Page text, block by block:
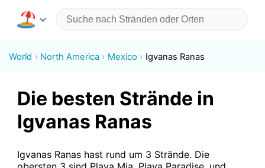
World North America Mexico Igvanas Ranas
Die besten Strände in
Igvanas Ranas
Igvanas Ranas hast rund um 3 Strände. Die